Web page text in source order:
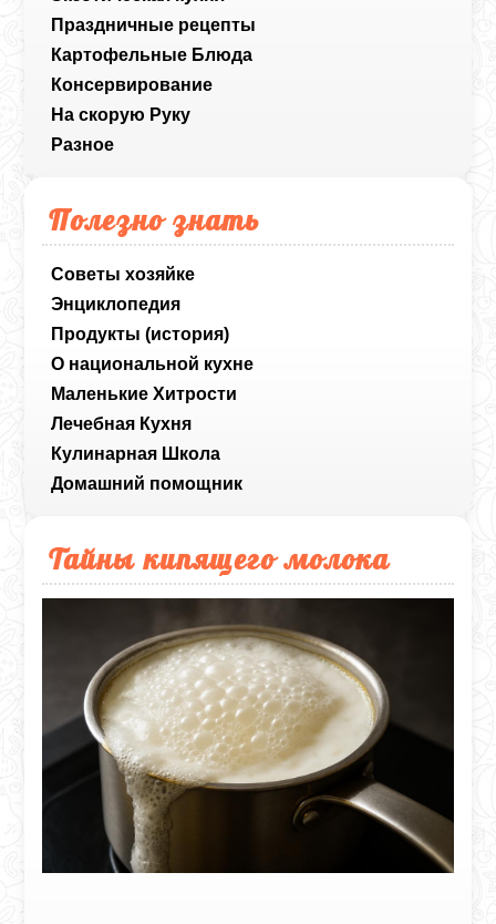
Праздничные рецепты
Картофельные Блюда
Консервирование
На скорую Руку
Разное
Полезно знать
Советы хозяйке
Энциклопедия
Продукты (история)
О национальной кухне
Маленькие Хитрости
Лечебная Кухня
Кулинарная Школа
Домашний помощник
Тайны кипящего молока